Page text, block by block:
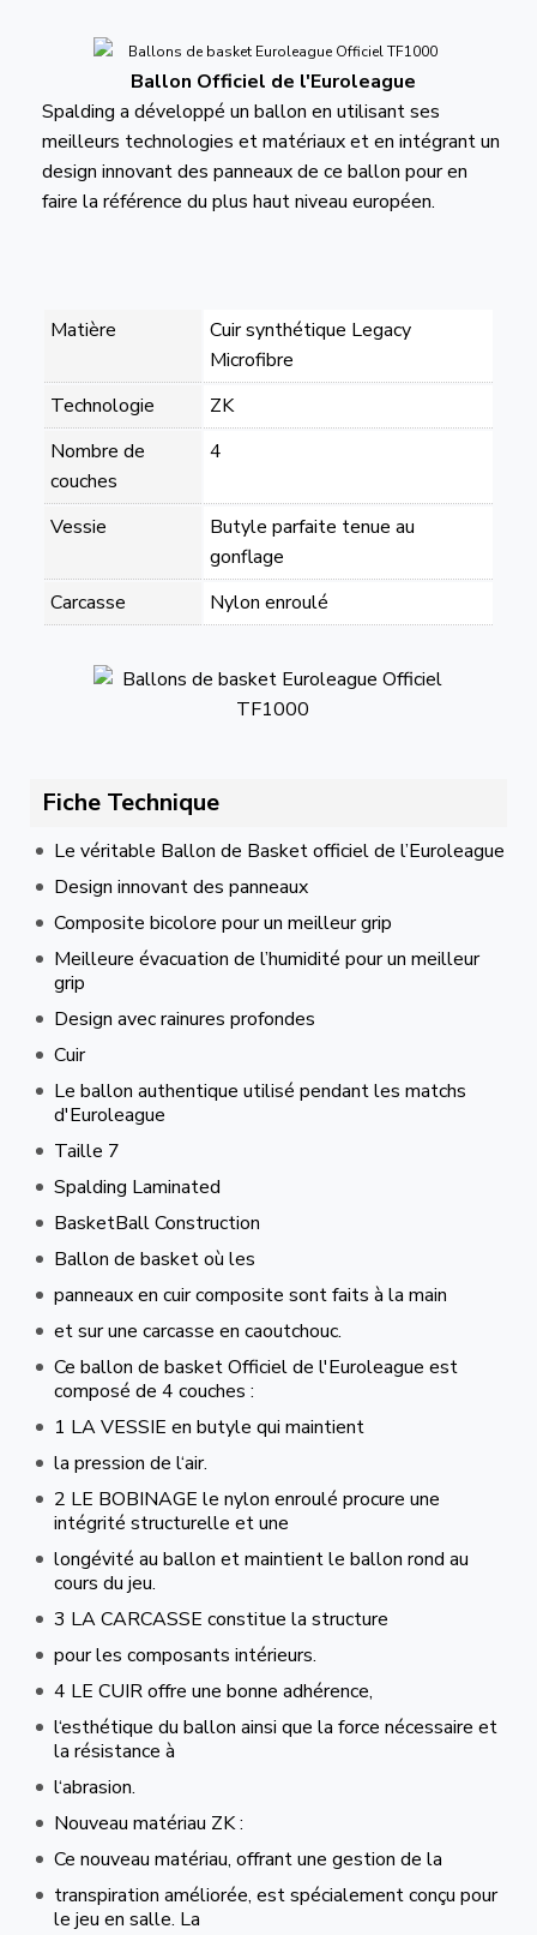
Ballon Officiel de l'Euroleague
Spalding a développé un ballon en utilisant ses
meilleurs technologies et matériaux et en intégrant un
design innovant des panneaux de ce ballon pour en
faire la référence du plus haut niveau européen.
Matière
Cuir synthétique Legacy
Microfibre
Technologie
ZK
Nombre de
couches
4
Vessie
Butyle parfaite tenue au
gonflage
Carcasse
Nylon enroulé
Fiche Technique
Le véritable Ballon de Basket officiel de l’Euroleague
Design innovant des panneaux
Composite bicolore pour un meilleur grip
Meilleure évacuation de l’humidité pour un meilleur
grip
Design avec rainures profondes
Cuir
Le ballon authentique utilisé pendant les matchs
d'Euroleague
Taille 7
Spalding Laminated
BasketBall Construction
Ballon de basket où les
panneaux en cuir composite sont faits à la main
et sur une carcasse en caoutchouc.
Ce ballon de basket Officiel de l'Euroleague est
composé de 4 couches :
1 LA VESSIE en butyle qui maintient
la pression de l‘air.
2 LE BOBINAGE le nylon enroulé procure une
intégrité structurelle et une
longévité au ballon et maintient le ballon rond au
cours du jeu.
3 LA CARCASSE constitue la structure
pour les composants intérieurs.
4 LE CUIR offre une bonne adhérence,
l‘esthétique du ballon ainsi que la force nécessaire et
la résistance à
l‘abrasion.
Nouveau matériau ZK :
Ce nouveau matériau, offrant une gestion de la
transpiration améliorée, est spécialement conçu pour
le jeu en salle. La